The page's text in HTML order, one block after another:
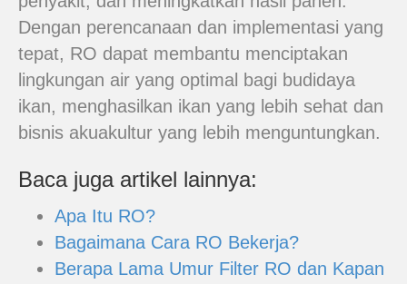
Dengan perencanaan dan implementasi yang
tepat, RO dapat membantu menciptakan
lingkungan air yang optimal bagi budidaya
ikan, menghasilkan ikan yang lebih sehat dan
bisnis akuakultur yang lebih menguntungkan.
Baca juga artikel lainnya:
Apa Itu RO?
Bagaimana Cara RO Bekerja?
Berapa Lama Umur Filter RO dan Kapan